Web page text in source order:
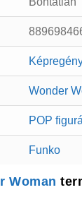
Wonder
POP
Funko
Woman